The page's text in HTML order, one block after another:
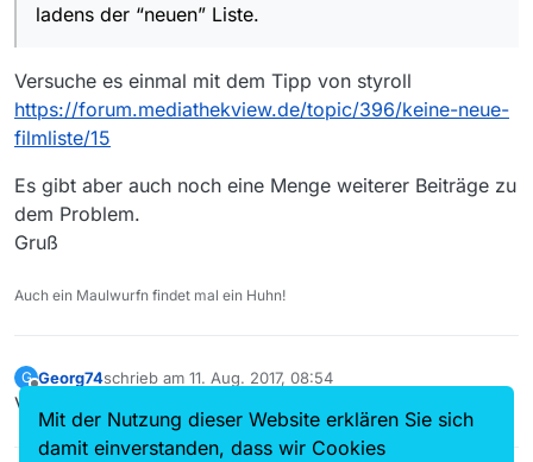
ladens der “neuen” Liste.
Versuche es einmal mit dem Tipp von styroll
https://forum.mediathekview.de/topic/396/keine-neue-
filmliste/15
Es gibt aber auch noch eine Menge weiterer Beiträge zu
dem Problem.
Gruß
Auch ein Maulwurfn findet mal ein Huhn!
G Georg74schrieb am 11. Aug. 2017, 08:54
zuletzt editiert von
Vielen Dank. Ist gelöst.
Mit der Nutzung dieser Website erklären Sie sich
damit einverstanden, dass wir Cookies